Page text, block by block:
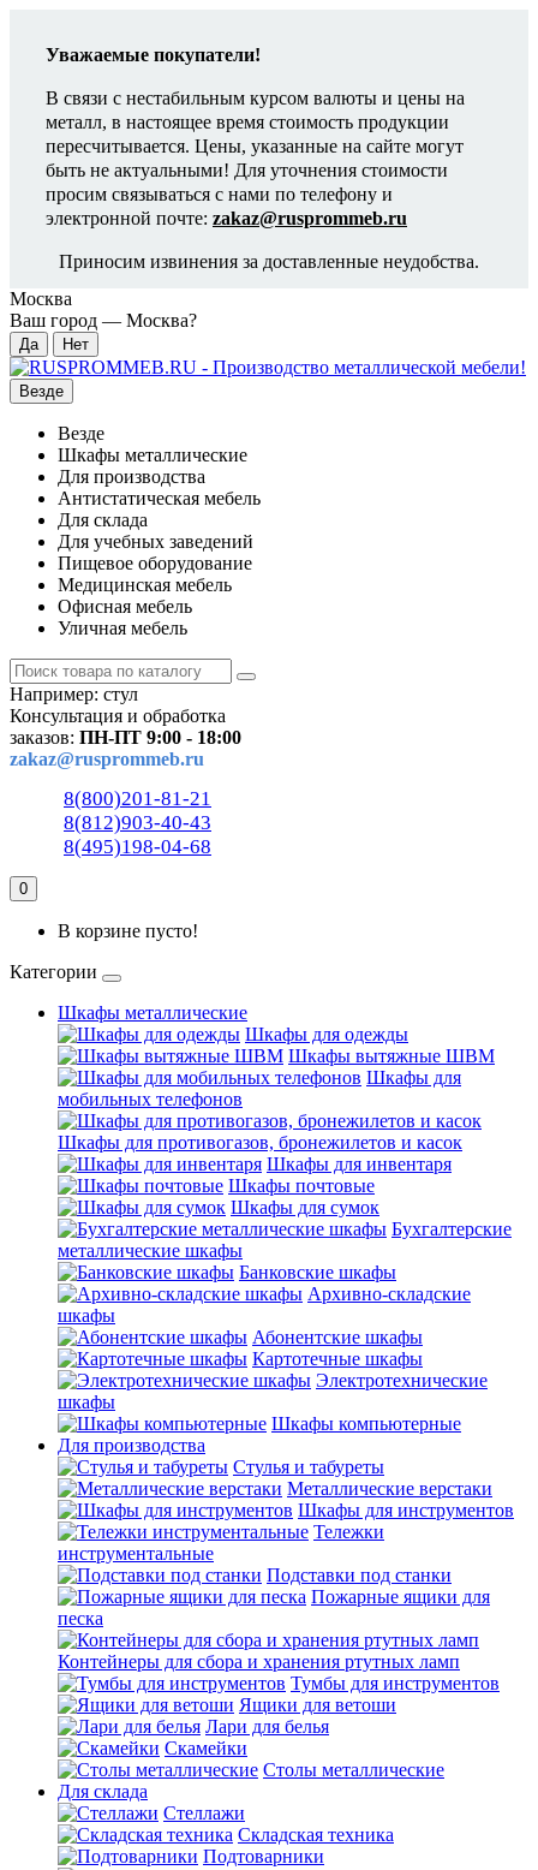
Уважаемые покупатели!
В связи с нестабильным курсом валюты и цены на
металл, в настоящее время стоимость продукции
пересчитывается. Цены, указанные на сайте могут
быть не актуальными! Для уточнения стоимости
просим связываться с нами по телефону и
электронной почте: zakaz@rusprommeb.ru
Приносим извинения за доставленные неудобства.
Москва
Ваш город — Москва?
Везде
Везде
Шкафы металлические
Для производства
Антистатическая мебель
Для склада
Для учебных заведений
Пищевое оборудование
Медицинская мебель
Офисная мебель
Уличная мебель
Например: стул
Консультация и обработка
заказов: ПН-ПТ 9:00 - 18:00
zakaz@rusprommeb.ru
8(800)201-81-21
8(812)903-40-43
8(495)198-04-68
0
В корзине пусто!
Категории
Шкафы металлические
Шкафы для одежды
Шкафы вытяжные ШВМ
Шкафы для
мобильных телефонов
Шкафы для противогазов, бронежилетов и касок
Шкафы для инвентаря
Шкафы почтовые
Шкафы для сумок
Бухгалтерские
металлические шкафы
Банковские шкафы
Архивно-складские
шкафы
Абонентские шкафы
Картотечные шкафы
Электротехнические
шкафы
Шкафы компьютерные
Для производства
Стулья и табуреты
Металлические верстаки
Шкафы для инструментов
Тележки
инструментальные
Подставки под станки
Пожарные ящики для
песка
Контейнеры для сбора и хранения ртутных ламп
Тумбы для инструментов
Ящики для ветоши
Лари для белья
Скамейки
Столы металлические
Для склада
Стеллажи
Складская техника
Подтоварники